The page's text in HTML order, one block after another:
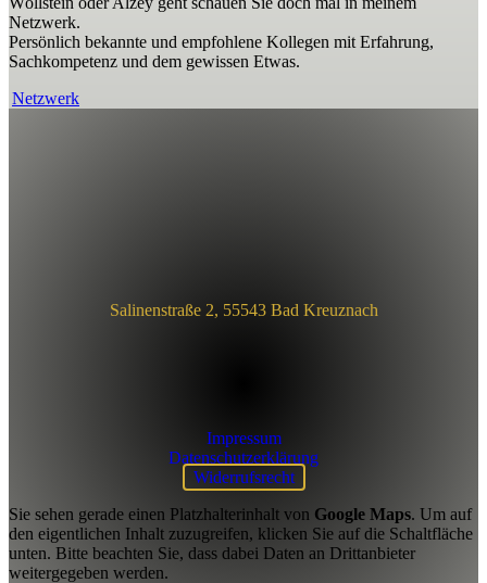
Netzwerk.
Persönlich bekannte und empfohlene Kollegen mit Erfahrung,
Sachkompetenz und dem gewissen Etwas.
Netzwerk
Salinenstraße 2, 55543 Bad Kreuznach
Impressum
Datenschutzerklärung
Widerrufsrecht
Sie sehen gerade einen Platzhalterinhalt von Google Maps. Um auf
den eigentlichen Inhalt zuzugreifen, klicken Sie auf die Schaltfläche
unten. Bitte beachten Sie, dass dabei Daten an Drittanbieter
weitergegeben werden.